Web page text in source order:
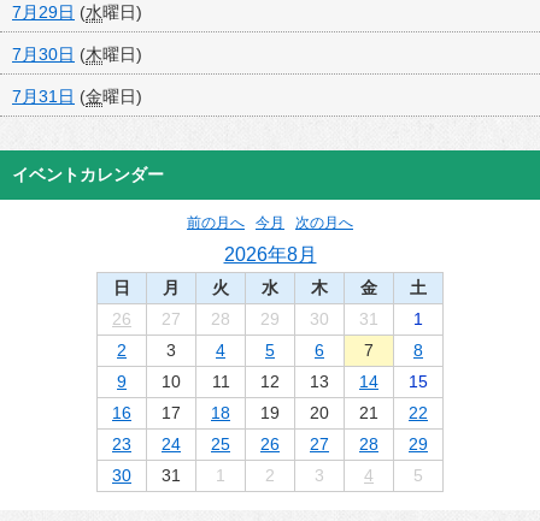
7月29日 (水曜日)
7月30日 (木曜日)
7月31日 (金曜日)
イベントカレンダー
前の月へ 今月 次の月へ
2026年8月
日 月 火 水 木 金
土
26
27 28 29 30 31
1
2
3 4 5 6 7
8
9
10 11 12 13 14
15
16
17 18 19 20 21
22
23
24 25 26 27 28
29
30
31 1 2 3 4 5